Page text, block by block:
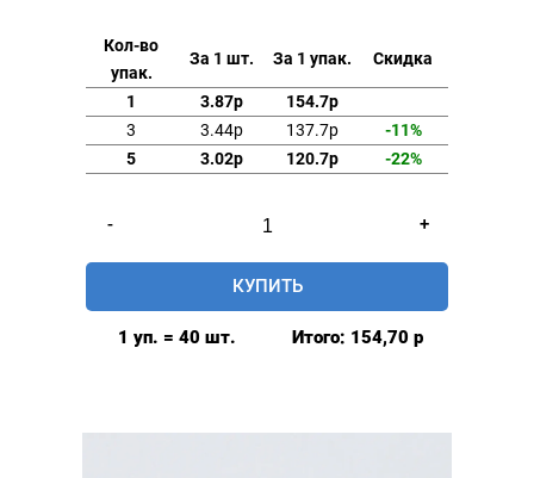
Кол-во
упак.
За 1 шт. За 1 упак. Скидка
1 3.87р
154.7р
3
3.44р 137.7р
-11%
5
3.02р 120.7р -22%
-
товара
Люверсы
5мм
оксид
+
КУПИТЬ
1 уп. = 40 шт. Итого: 154,70 р